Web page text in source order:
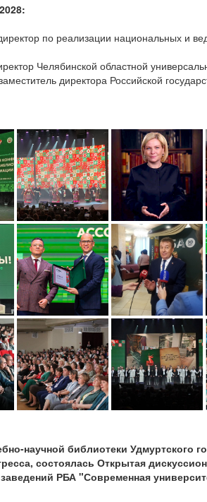
по реализации национальных и
Челябинской областной
директора Российской
научной библиотеки Удмуртского
состоялась Открытая
РБА "Современная